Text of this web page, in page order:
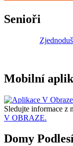
Senioři
Mobilní
Sledujte informace z
V OBRAZE.
Domy